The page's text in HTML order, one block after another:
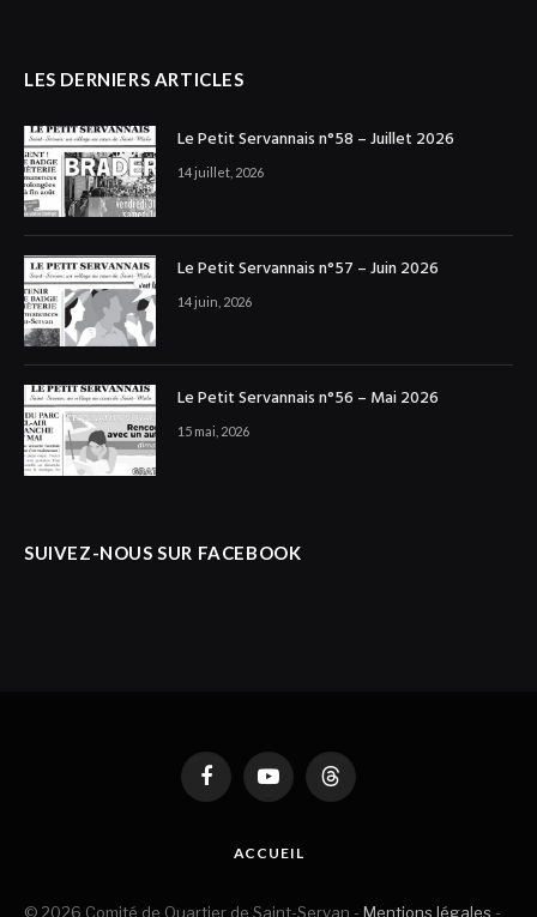
LES DERNIERS ARTICLES
Le Petit Servannais n°58 – Juillet 2026
14 juillet, 2026
Le Petit Servannais n°57 – Juin 2026
14 juin, 2026
Le Petit Servannais n°56 – Mai 2026
15 mai, 2026
SUIVEZ-NOUS SUR FACEBOOK
FacebookYouTubeThreads
ACCUEIL
© 2026 Comité de Quartier de Saint-Servan - Mentions légales -